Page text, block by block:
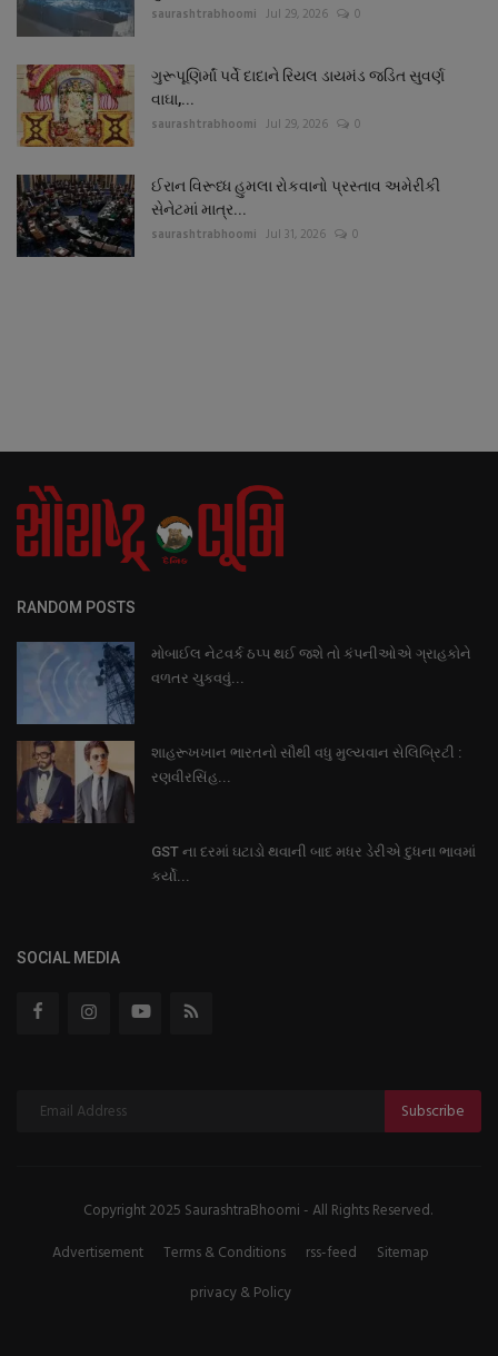
saurashtrabhoomi Jul 29, 2026 0
ગુરૂપૂણિર્માં પર્વે દાદાને રિયલ ડાયમંડ જડિત સુવર્ણ
વાઘા,...
saurashtrabhoomi Jul 29, 2026 0
ઈરાન વિરૂધ્ધ હુમલા રોકવાનો પ્રસ્તાવ અમેરીકી
સેનેટમાં માત્ર...
saurashtrabhoomi Jul 31, 2026 0
RANDOM POSTS
મોબાઈલ નેટવર્ક ઠપ્પ થઈ જશે તો કંપનીઓએ ગ્રાહકોને
વળતર ચુકવવું...
શાહરૂખખાન ભારતનો સૌથી વધુ મુલ્યવાન સેલિબ્રિટી :
રણવીરસિંહ...
GST ના દરમાં ઘટાડો થવાની બાદ મધર ડેરીએ દુધના ભાવમાં
કર્યો...
SOCIAL MEDIA
Subscribe
Copyright 2025 SaurashtraBhoomi - All Rights Reserved.
Advertisement
Terms & Conditions rss-feed
Sitemap
privacy & Policy